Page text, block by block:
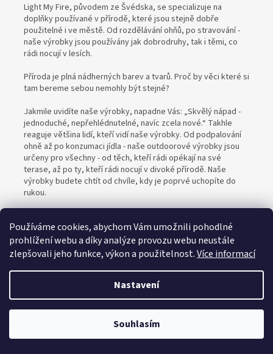
Používáme cookies, abychom Vám umožnili pohodlné
prohlížení webu a díky analýze provozu webu neustále
zlepšovali jeho funkce, výkon a použitelnost.Více informací
Nastavení
Souhlasím
Light My Fire, původem ze Švédska, se specializuje na
doplňky používané v přírodě, které jsou stejně dobře
použitelné i ve městě. Od rozdělávání ohňů, po stravování -
naše výrobky jsou používány jak dobrodruhy, tak i těmi, co
rádi nocují v lesích.
Příroda je plná nádherných barev a tvarů. Proč by věci které si
tam bereme sebou nemohly být stejné?
Jakmile uvidíte naše výrobky, napadne Vás: „Skvělý nápad -
jednoduché, nepřehlédnutelné, navíc zcela nové.“ Takhle
reaguje většina lidí, kteří vidí naše výrobky. Od podpalování
ohně až po konzumaci jídla - naše outdoorové výrobky jsou
určeny pro všechny - od těch, kteří rádi opékají na své
terase, až po ty, kteří rádi nocují v divoké přírodě. Naše
výrobky budete chtít od chvíle, kdy je poprvé uchopíte do
rukou.
Vytvořil Shoptet
Rock Creek s.r.o.. Všechna práva vyhrazena.